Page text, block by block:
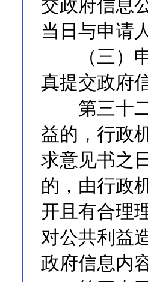
当日与申请
（三）申
真提交政府
第三十二
益的，行政
求意见书之
的，由行政
开且有合理
对公共利益
政府信息内